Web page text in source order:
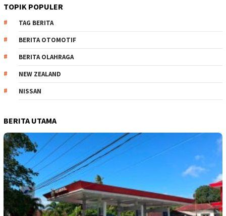
TOPIK POPULER
TAG BERITA
BERITA OTOMOTIF
BERITA OLAHRAGA
NEW ZEALAND
NISSAN
BERITA UTAMA